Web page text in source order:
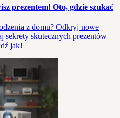
prezentem! Oto, gdzie szukać
z domu? Odkryj nowe
sekrety skutecznych prezentów
jak!